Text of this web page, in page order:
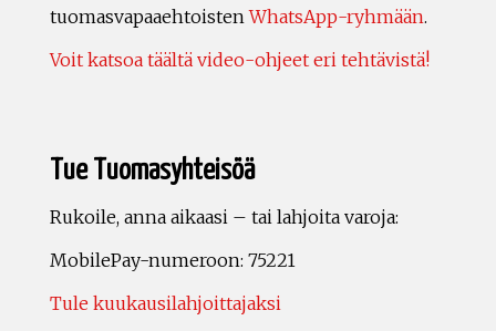
tuomasvapaaehtoistenWhatsApp-ryhmään.
Voit katsoa täältä video-ohjeet eri tehtävistä!
Tue Tuomasyhteisöä
Rukoile, anna aikaasi – tai lahjoita varoja:
MobilePay-numeroon: 75221
Tule kuukausilahjoittajaksi